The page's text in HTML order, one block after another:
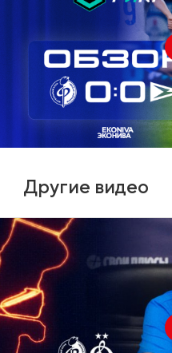
Другие видео